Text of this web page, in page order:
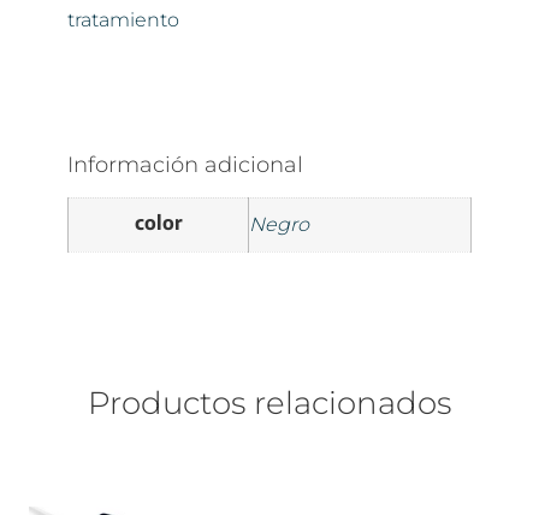
tratamiento
Información adicional
color Negro
Productos relacionados